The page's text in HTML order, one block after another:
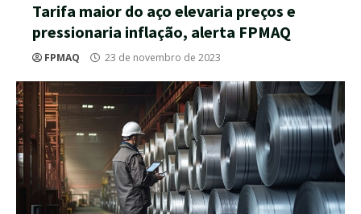
Tarifa maior do aço elevaria preços e
pressionaria inflação, alerta FPMAQ
FPMAQ 23 de novembro de 2023